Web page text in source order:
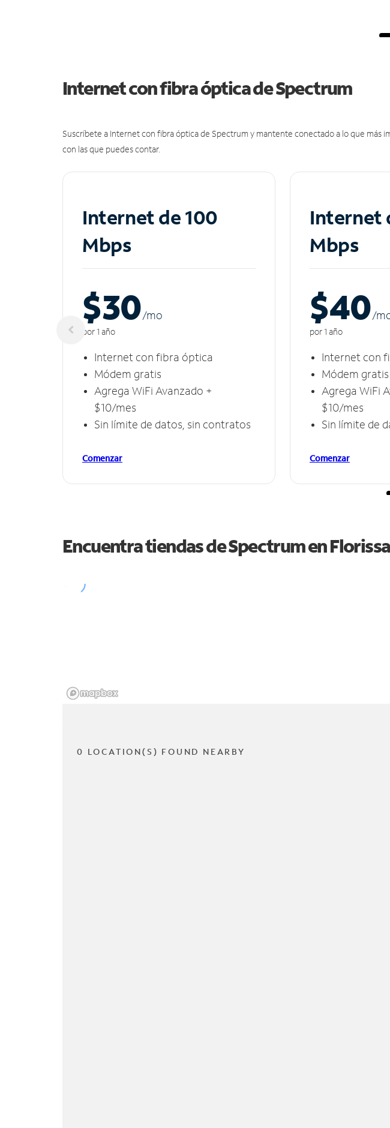
Internet con fibra óptica de Spectrum
Suscríbete a Internet con fibra óptica de Spectrum y mantente conectado a lo que más
con las que puedes contar.
Internet de 100
Mbps
$30/mo
por 1 año
Internet con fibra óptica
Módem gratis
Agrega WiFi Avanzado +
$10/mes
Sin límite de datos, sin contratos
Comenzar
Internet
Mbps
$40/m
por 1 año
Internet con
Módem gratis
Agrega WiFi
$10/mes
Sin límite de
Comenzar
Encuentra tiendas de Spectrum en
0 LOCATION(S) FOUND NEARBY